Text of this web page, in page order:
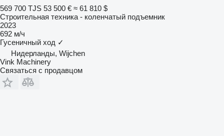
569 700 TJS 53 500 € ≈ 61 810 $
Строительная техника - коленчатый подъемник
2023
692 м/ч
Гусеничный ход ✓
Нидерланды, Wijchen
Vink Machinery
Связаться с продавцом